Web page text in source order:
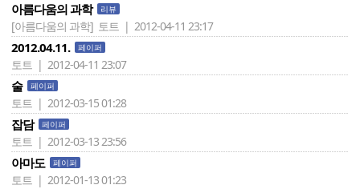
아름다움의 과학 리뷰
[아름다움의 과학] 토트 | 2012-04-11 23:17
2012.04.11. 페이퍼
토트 | 2012-04-11 23:07
술 페이퍼
토트 | 2012-03-15 01:28
잡담 페이퍼
토트 | 2012-03-13 23:56
아마도 페이퍼
토트 | 2012-01-13 01:23